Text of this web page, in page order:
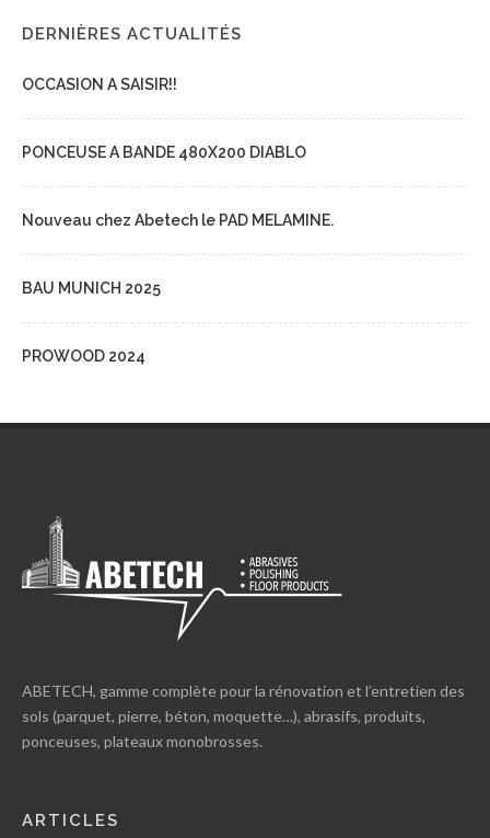
DERNIÈRES ACTUALITÉS
OCCASION A SAISIR!!
PONCEUSE A BANDE 480X200 DIABLO
Nouveau chez Abetech le PAD MELAMINE.
BAU MUNICH 2025
PROWOOD 2024
ABETECH, gamme complète pour la rénovation et l’entretien des
sols (parquet, pierre, béton, moquette…), abrasifs, produits,
ponceuses, plateaux monobrosses.
ARTICLES